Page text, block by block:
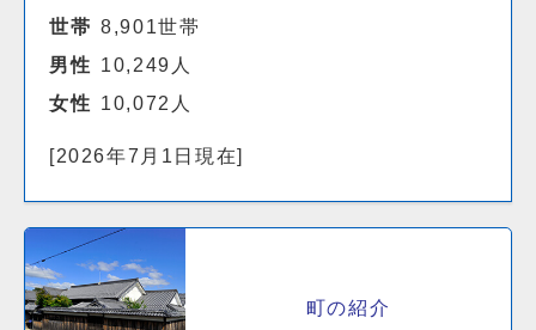
世帯 8,901世帯
男性 10,249人
女性 10,072人
[2026年7月1日現在]
町の紹介